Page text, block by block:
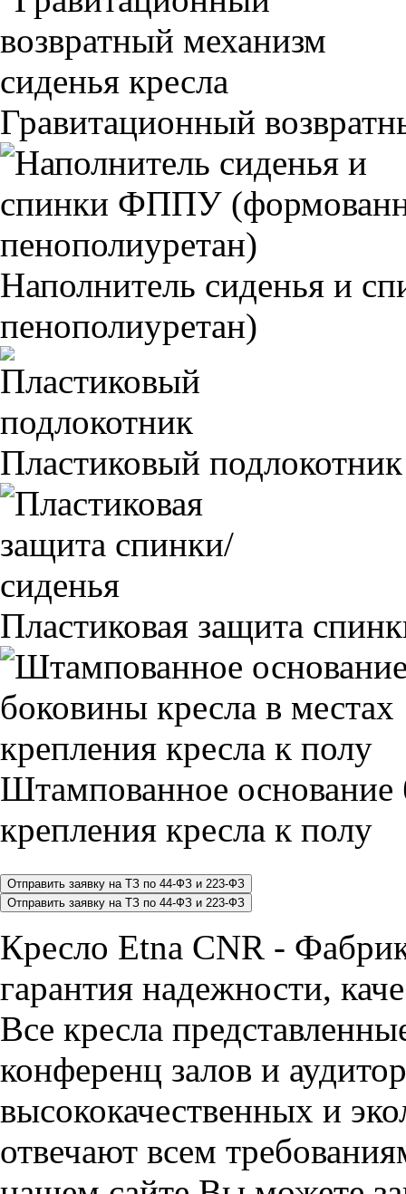
Гравитационный
Наполнитель сиденья и
пенополиуретан)
Пластиковый подлокотник
Пластиковая защита
Штампованное основание
крепления кресла к полу
Кресло Etna CNR -
гарантия надежности,
Все кресла
конференц залов и
высококачественных и
отвечают всем